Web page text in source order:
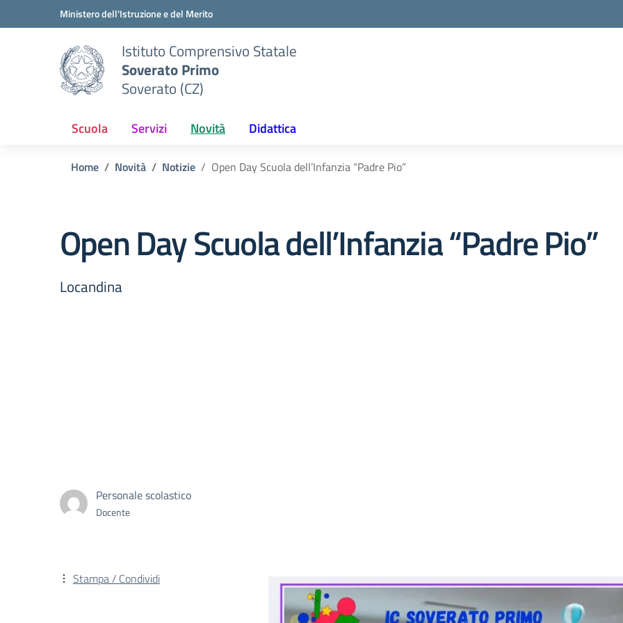
Vai ai contenuti
Vai al menu di navigazioneMinistero dell'Istruzione e del Merito
Istituto Comprensivo Statale
Soverato Primo
Soverato (CZ)
Scuola Servizi Novità Didattica
Home Novità Notizie Open Day Scuola dell’Infanzia “Padre Pio”
Open Day Scuola dell’Infanzia “Padre Pio”
Locandina
Personale scolastico
Docente
Stampa / Condividi